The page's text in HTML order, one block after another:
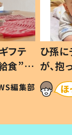
フテ
食”を
の親
編集部
ひ孫
が、
「涙が
い」